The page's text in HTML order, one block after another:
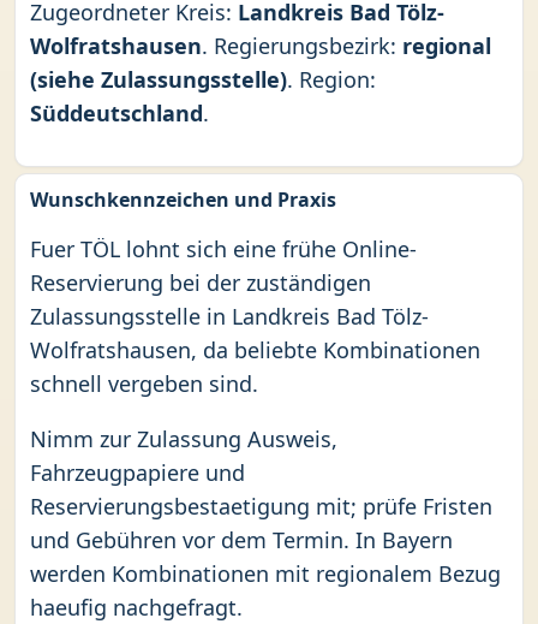
Zugeordneter Kreis: Landkreis Bad Tölz-
Wolfratshausen. Regierungsbezirk: regional
(siehe Zulassungsstelle). Region:
Süddeutschland.
Wunschkennzeichen und Praxis
Fuer TÖL lohnt sich eine frühe Online-
Reservierung bei der zuständigen
Zulassungsstelle in Landkreis Bad Tölz-
Wolfratshausen, da beliebte Kombinationen
schnell vergeben sind.
Nimm zur Zulassung Ausweis,
Fahrzeugpapiere und
Reservierungsbestaetigung mit; prüfe Fristen
und Gebühren vor dem Termin. In Bayern
werden Kombinationen mit regionalem Bezug
haeufig nachgefragt.